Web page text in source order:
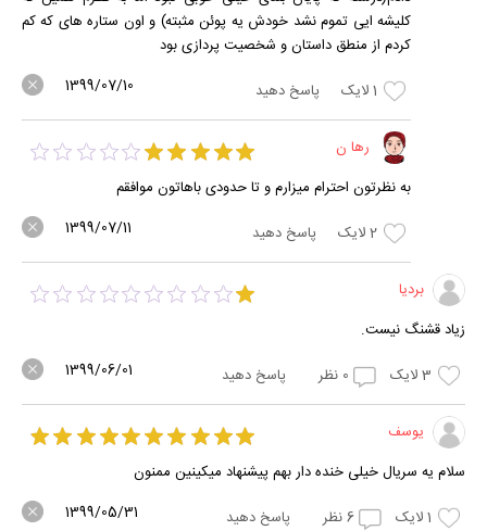
کلیشه ایی تموم نشد خودش یه پوئن مثبته) و اون ستاره های که کم
کردم از منطق داستان و شخصیت پردازی بود
1لایک پاسخ دهید 1399/07/10
رها ن
به نظرتون احترام میزارم و تا حدودی باهاتون موافقم
2لایک پاسخ دهید 1399/07/11
بردیا
زیاد قشنگ نیست.
3لایک 0 نظر پاسخ دهید 1399/06/01
یوسف
سلام یه سریال خیلی خنده دار بهم پیشنهاد میکینین ممنون
1لایک 6نظر پاسخ دهید 1399/05/31